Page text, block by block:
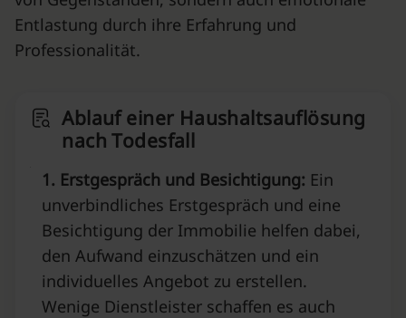
Entlastung durch ihre Erfahrung und
Professionalität.
Ablauf einer Haushaltsauflösung
nach Todesfall
1. Erstgespräch und Besichtigung: Ein
unverbindliches Erstgespräch und eine
Besichtigung der Immobilie helfen dabei,
den Aufwand einzuschätzen und ein
individuelles Angebot zu erstellen.
Wenige Dienstleister schaffen es auch